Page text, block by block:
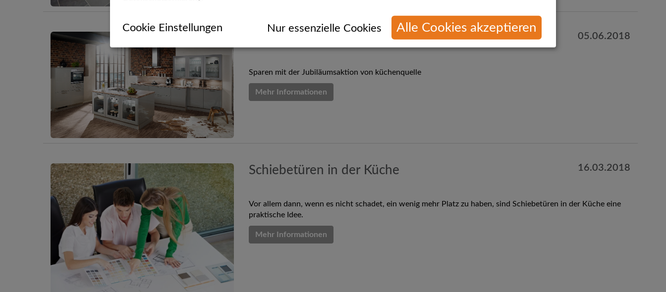
05.06.2018
Sparen mit der Jubiläumsaktion von küchenquelle
Mehr Informationen
Schiebetüren in der Küche 16.03.2018
Vor allem dann, wenn es nicht schadet, ein wenig mehr Platz zu haben, sind Schiebetüren in der Küche eine
praktische Idee.
Mehr Informationen
Cookie Einstellungen Nur essenzielle Cookies Alle Cookies akzeptieren